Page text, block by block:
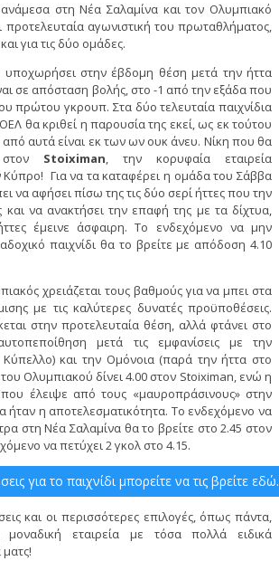
στη Νέα Σαλαμίνα και τον Ολυμπιακό
προτελευταία αγωνιστική του πρωταθλήματος,
για τις δύο ομάδες.
υποχωρήσει στην έβδομη θέση μετά την ήττα
σε απόσταση βολής, στο -1 από την εξάδα που
πρώτου γκρουπ. Στα δύο τελευταία παιχνίδια
θα κριθεί η παρουσία της εκεί, ως εκ τούτου
αυτά είναι εκ των ων ουκ άνευ. Νίκη που θα
Stoiximan, την κορυφαία εταιρεία
Κύπρο! Για να τα καταφέρει η ομάδα του Σάββα
να αφήσει πίσω της τις δύο σερί ήττες που την
και να ανακτήσει την επαφή της με τα δίχτυα,
έμεινε άσφαιρη. Το ενδεχόμενο να μην
παιχνίδι θα το βρείτε με απόδοση 4.10
χρειάζεται τους βαθμούς για να μπει στα
με τις καλύτερες δυνατές προϋποθέσεις.
στην προτελευταία θέση, αλλά φτάνει στο
μετά τις εμφανίσεις με την
και την Ομόνοια (παρά την ήττα στο
Ολυμπιακού δίνει 4.00 στον Stoiximan, ενώ η
έλειψε από τους «μαυροπράσινους» στην
ήταν η αποτελεσματικότητα. Το ενδεχόμενο να
στη Νέα Σαλαμίνα θα το βρείτε στο 2.45 στον
να πετύχει 2 γκολ στο 4.15.
για το παιχνίδι μπορείτε να τις βρείτε εδώ.
και οι περισσότερες επιλογές, όπως πάντα,
εταιρεία με τόσα πολλά ειδικά